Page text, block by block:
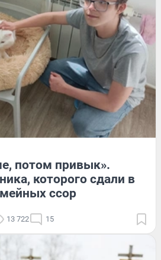
потом привык».
которого сдали в
ссор
13 722 15